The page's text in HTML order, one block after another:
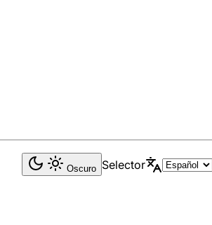
Oscuro Selector